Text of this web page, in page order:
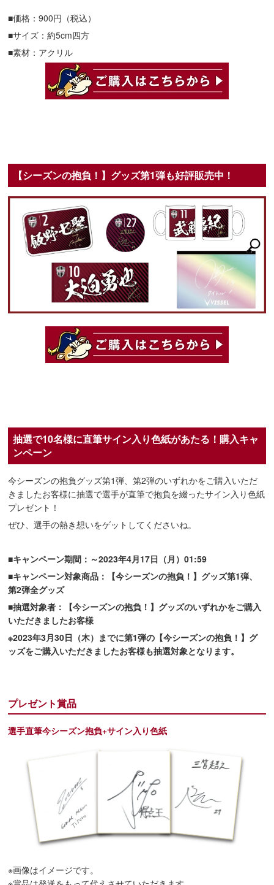
■価格：900円（税込）
■サイズ：約5cm四方
■素材：アクリル
【シーズンの抱負！】グッズ第1弾も好評販売中！
抽選で10名様に直筆サイン入り色紙があたる！購入キャ
ンペーン
今シーズンの抱負グッズ第1弾、第2弾のいずれかをご購入いただ
きましたお客様に抽選で選手が直筆で抱負を綴ったサイン入り色紙
プレゼント！
ぜひ、選手の熱き想いをゲットしてくださいね。
■キャンペーン期間：～2023年4月17日（月）01:59
■キャンペーン対象商品：【今シーズンの抱負！】グッズ第1弾、
第2弾全グッズ
■抽選対象者：【今シーズンの抱負！】グッズのいずれかをご購入
いただきましたお客様
※2023年3月30日（木）までに第1弾の【今シーズンの抱負！】グ
ッズをご購入いただきましたお客様も抽選対象となります。
プレゼント賞品
選手直筆今シーズン抱負+サイン入り色紙
※画像はイメージです。